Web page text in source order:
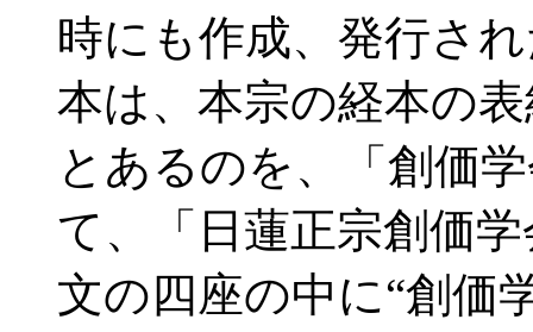
時にも作成、発行さ
本は、本宗の経本の
とあるのを、「創価
て、「日蓮正宗創価
文の四座の中に“創価